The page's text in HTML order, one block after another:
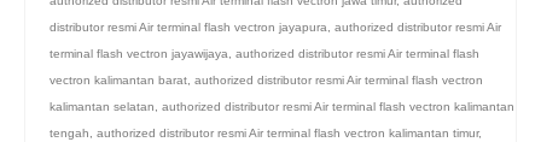
distributor resmi Air terminal flash vectron jayapura
authorized distributor resmi Air
terminal flash vectron jayawijaya
authorized distributor resmi Air terminal flash
vectron kalimantan barat authorized distributor resmi Air terminal flash vectron
kalimantan selatan
authorized distributor resmi Air terminal flash vectron kalimantan
tengah
authorized distributor resmi Air terminal flash vectron kalimantan timur,